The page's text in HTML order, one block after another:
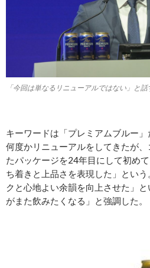
「今回は単なるリニューアルではない」と
キーワードは「プレミアムブルー
何度かリニューアルをしてきたが
たパッケージを24年目にして初め
ち着きと上品さを表現した」とい
クと心地よい余韻を向上させた」
がまた飲みたくなる」と強調した。